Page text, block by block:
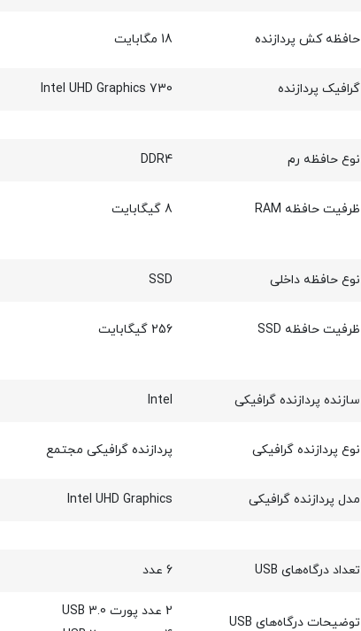
حافظه کش پردازنده 18 مگابایت
گرافیک پردازنده Intel UHD Graphics 730
نوع حافظه رم DDR4
ظرفیت حافظه RAM 8 گیگابایت
نوع حافظه داخلی SSD
ظرفیت حافظه SSD 256 گیگابایت
سازنده پردازنده گرافیکی Intel
نوع پردازنده گرافیکی پردازنده گرافیکی مجتمع
مدل پردازنده گرافیکی Intel UHD Graphics
تعداد درگاه‌های USB 6 عدد
توضیحات درگاه‌های USB
2 عدد پورت USB 3.0